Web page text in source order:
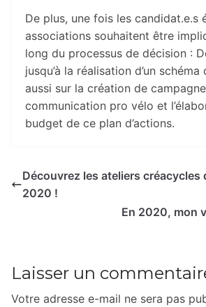
De plus, une fois les candidat.e.s
associations souhaitent être
long du processus de décision :
jusqu’à la réalisation d’un
aussi sur la création de
communication pro vélo et
budget de ce plan d’actions.
Découvrez les ateliers créacycles
2020 !
En 2020, mon
Laisser un
Votre adresse e-mail ne sera pas